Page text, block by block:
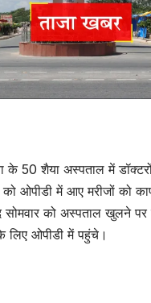
के 50 शैया अस्पताल में
ओपीडी में आए मरीजों को
सोमवार को अस्पताल खुलने
लिए ओपीडी में पहुंचे।